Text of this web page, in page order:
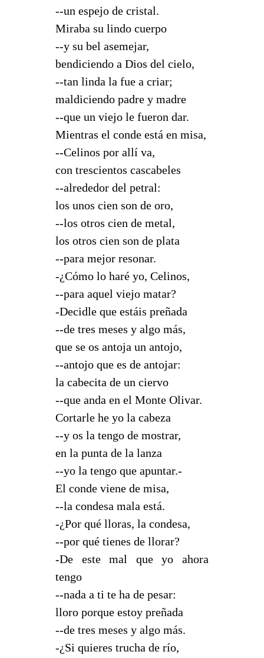
--un espejo de cristal.
Miraba su lindo cuerpo
--y su bel asemejar,
bendiciendo a Dios del cielo,
--tan linda la fue a criar;
maldiciendo padre y madre
--que un viejo le fueron dar.
Mientras el conde está en misa,
--Celinos por allí va,
con trescientos cascabeles
--alrededor del petral:
los unos cien son de oro,
--los otros cien de metal,
los otros cien son de plata
--para mejor resonar.
-¿Cómo lo haré yo, Celinos,
--para aquel viejo matar?
-Decidle que estáis preñada
--de tres meses y algo más,
que se os antoja un antojo,
--antojo que es de antojar:
la cabecita de un ciervo
--que anda en el Monte Olivar.
Cortarle he yo la cabeza
--y os la tengo de mostrar,
en la punta de la lanza
--yo la tengo que apuntar.-
El conde viene de misa,
--la condesa mala está.
-¿Por qué lloras, la condesa,
--por qué tienes de llorar?
-De este mal que yo ahora
tengo
--nada a ti te ha de pesar:
lloro porque estoy preñada
--de tres meses y algo más.
-¿Si quieres trucha de río,